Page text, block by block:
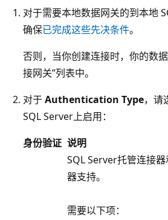
对于需要本地数据网关的到本地
确保已完成这些先决条件。
否则，当你创建连接时，你的数
接网关”列表中。
对于Authentication Type，请
SQL Server上启用：
身份验证 说明
SQL Server托管连接
器支持。
需要以下项：